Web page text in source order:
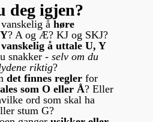
deg igjen?
å høre
? A og Æ? KJ og SKJ?
vanskelig å uttale U, Y
snakker - selv om du
riktig?
det finnes regler for
som O eller Å? Eller
ord som skal ha
stum G?